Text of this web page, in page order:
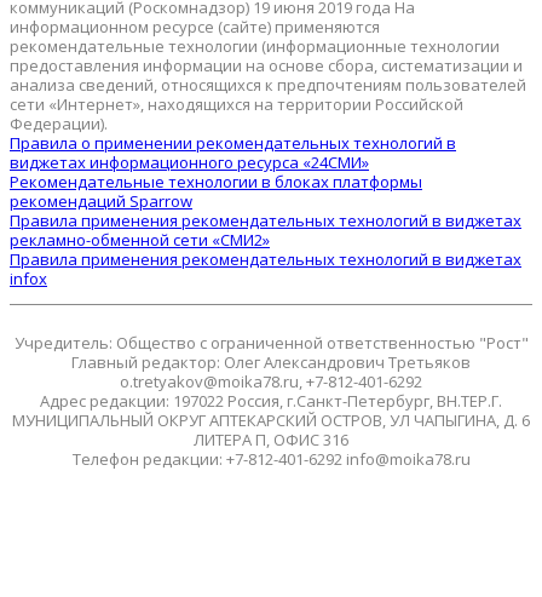
коммуникаций (Роскомнадзор) 19 июня 2019 года На
информационном ресурсе (сайте) применяются
рекомендательные технологии (информационные технологии
предоставления информации на основе сбора, систематизации и
анализа сведений, относящихся к предпочтениям пользователей
сети «Интернет», находящихся на территории Российской
Федерации).
Правила о применении рекомендательных технологий в
виджетах информационного ресурса «24СМИ»
Рекомендательные технологии в блоках платформы
рекомендаций Sparrow
Правила применения рекомендательных технологий в виджетах
рекламно-обменной сети «СМИ2»
Правила применения рекомендательных технологий в виджетах
infox
Учредитель: Общество с ограниченной ответственностью "Рост"
Главный редактор: Олег Александрович Третьяков
o.tretyakov@moika78.ru, +7-812-401-6292
Адрес редакции: 197022 Россия, г.Санкт-Петербург, ВН.ТЕР.Г.
МУНИЦИПАЛЬНЫЙ ОКРУГ АПТЕКАРСКИЙ ОСТРОВ, УЛ ЧАПЫГИНА, Д. 6
ЛИТЕРА П, ОФИС 316
Телефон редакции: +7-812-401-6292 info@moika78.ru